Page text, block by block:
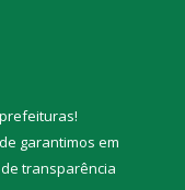
!
garantimos em
transparência